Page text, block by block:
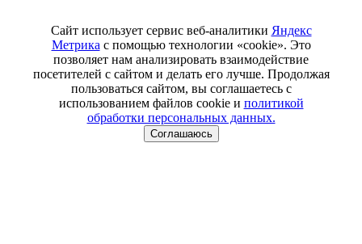
Сайт использует сервис веб-аналитики Яндекс
Метрика с помощью технологии «cookie». Это
позволяет нам анализировать взаимодействие
посетителей с сайтом и делать его лучше. Продолжая
пользоваться сайтом, вы соглашаетесь с
использованием файлов cookie и политикой
обработки персональных данных.
Соглашаюсь